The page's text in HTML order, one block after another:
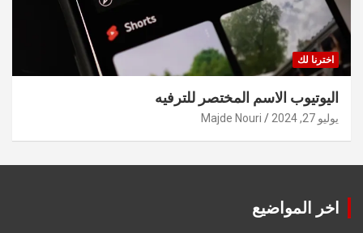
اخترنا لك
اليوتيوب الاسم المختصر للترفيه
يوليو 27, 2024 Majde Nouri
اخر المواضيع